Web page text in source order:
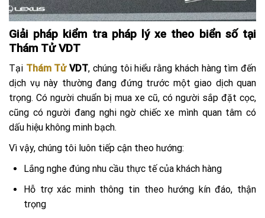
Giải pháp kiểm tra pháp lý xe theo biển số tại
Thám Tử VDT
Tại Thám TửVDT, chúng tôi hiểu rằng khách hàng tìm đến
dịch vụ này thường đang đứng trước một giao dịch quan
trọng. Có người chuẩn bị mua xe cũ, có người sắp đặt cọc,
cũng có người đang nghi ngờ chiếc xe mình quan tâm có
dấu hiệu không minh bạch.
Vì vậy, chúng tôi luôn tiếp cận theo hướng:
Lắng nghe đúng nhu cầu thực tế của khách hàng
Hỗ trợ xác minh thông tin theo hướng kín đáo, thận
trọng